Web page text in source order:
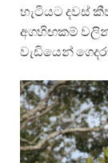
හැටියට දවස්
අගහිඟකම්
වැඩියෙන්